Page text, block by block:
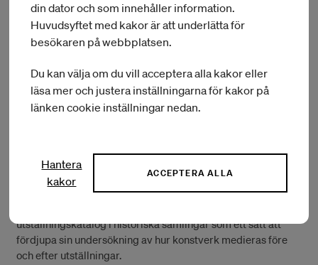
soundwalks och audiowalks.
Läs mer om Alisa Oleva
och situationer genom skapandeprocesser som utgår från
plats och biografi.
utställningskatalog i historiska samlingar som ett sätt att
fördjupa sin undersökning av hur konstverk medieras före
och efter utställningar.
din dator och som innehåller information.
Huvudsyftet med kakor är att underlätta för
besökaren på webbplatsen.
Du kan välja om du vill acceptera alla kakor eller
läsa mer och justera inställningarna för kakor på
länken cookie inställningar nedan.
Hantera
kakor
ACCEPTERA ALLA